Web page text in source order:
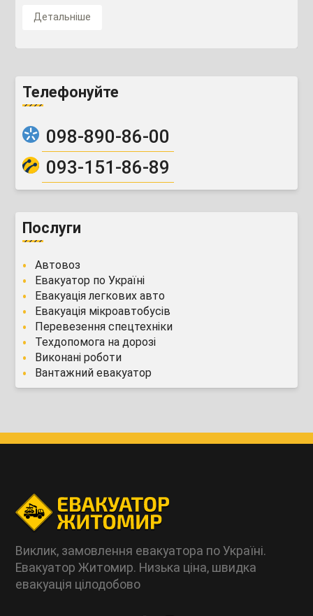
Детальніше
Телефонуйте
098-890-86-00
093-151-86-89
Послуги
Автовоз
Евакуатор по Україні
Евакуація легкових авто
Евакуація мікроавтобусів
Перевезення спецтехніки
Техдопомога на дорозі
Виконані роботи
Вантажний евакуатор
Виклик, замовлення евакуатора по Україні.
Евакуатор Житомир. Низька ціна, швидка
евакуація цілодобово